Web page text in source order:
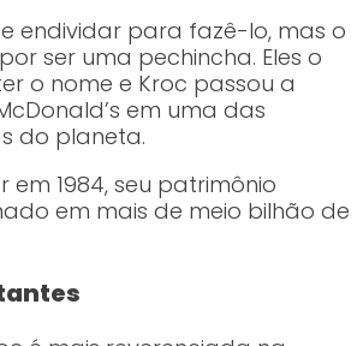
endividar para fazê-lo, mas o
ser uma pechincha. Eles o
o nome e Kroc passou a
em uma das
do planeta.
em 1984, seu patrimônio
em mais de meio bilhão de